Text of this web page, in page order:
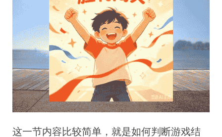
这一节内容比较简单，就是如何判断游戏结